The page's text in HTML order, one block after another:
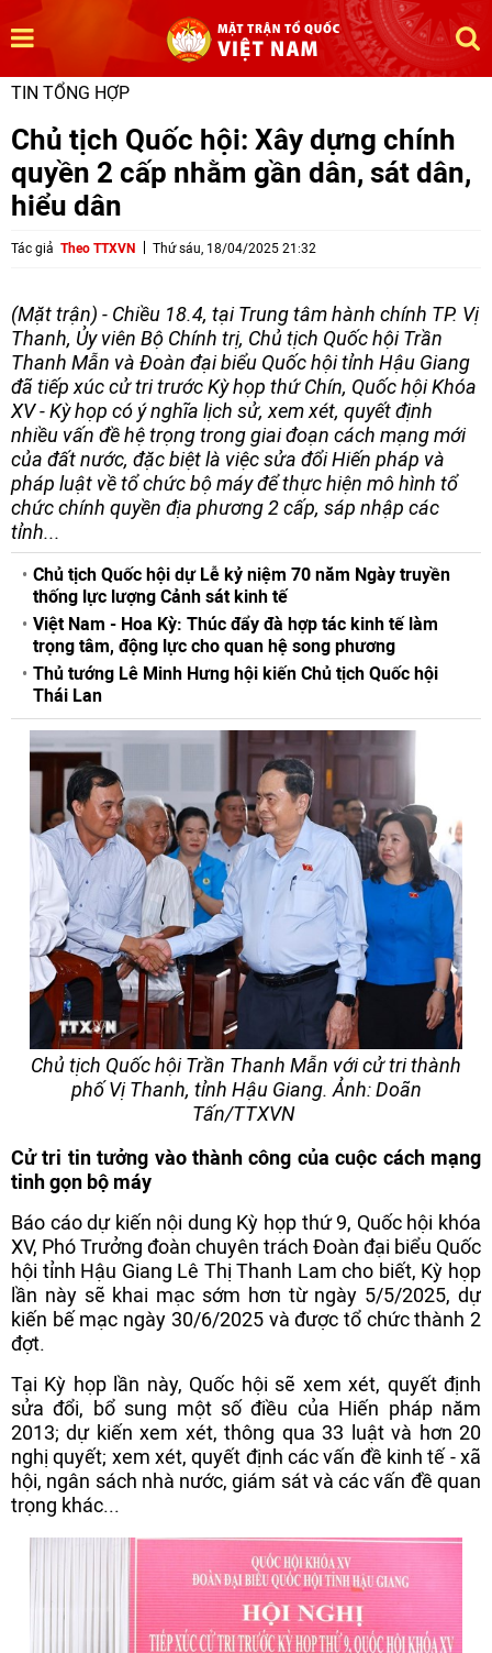
TIN TỔNG HỢP
Chủ tịch Quốc hội: Xây dựng chính
quyền 2 cấp nhằm gần dân, sát dân,
hiểu dân
Tác giả Theo TTXVN Thứ sáu, 18/04/2025 21:32
(Mặt trận) - Chiều 18.4, tại Trung tâm hành chính TP. Vị
Thanh, Ủy viên Bộ Chính trị, Chủ tịch Quốc hội Trần
Thanh Mẫn và Đoàn đại biểu Quốc hội tỉnh Hậu Giang
đã tiếp xúc cử tri trước Kỳ họp thứ Chín, Quốc hội Khóa
XV - Kỳ họp có ý nghĩa lịch sử, xem xét, quyết định
nhiều vấn đề hệ trọng trong giai đoạn cách mạng mới
của đất nước, đặc biệt là việc sửa đổi Hiến pháp và
pháp luật về tổ chức bộ máy để thực hiện mô hình tổ
chức chính quyền địa phương 2 cấp, sáp nhập các
tỉnh...
Chủ tịch Quốc hội dự Lễ kỷ niệm 70 năm Ngày truyền
thống lực lượng Cảnh sát kinh tế
Việt Nam - Hoa Kỳ: Thúc đẩy đà hợp tác kinh tế làm
trọng tâm, động lực cho quan hệ song phương
Thủ tướng Lê Minh Hưng hội kiến Chủ tịch Quốc hội
Thái Lan
Chủ tịch Quốc hội Trần Thanh Mẫn với cử tri thành
phố Vị Thanh, tỉnh Hậu Giang. Ảnh: Doãn
Tấn/TTXVN
Cử tri tin tưởng vào thành công của cuộc cách mạng
tinh gọn bộ máy
Báo cáo dự kiến nội dung Kỳ họp thứ 9, Quốc hội khóa
XV, Phó Trưởng đoàn chuyên trách Đoàn đại biểu Quốc
hội tỉnh Hậu Giang Lê Thị Thanh Lam cho biết, Kỳ họp
lần này sẽ khai mạc sớm hơn từ ngày 5/5/2025, dự
kiến bế mạc ngày 30/6/2025 và được tổ chức thành 2
đợt.
Tại Kỳ họp lần này, Quốc hội sẽ xem xét, quyết định
sửa đổi, bổ sung một số điều của Hiến pháp năm
2013; dự kiến xem xét, thông qua 33 luật và hơn 20
nghị quyết; xem xét, quyết định các vấn đề kinh tế - xã
hội, ngân sách nhà nước, giám sát và các vấn đề quan
trọng khác...